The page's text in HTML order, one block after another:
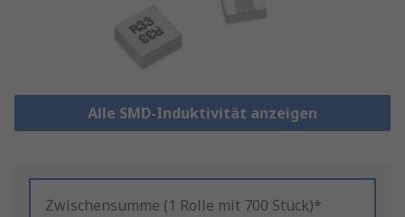
Alle SMD-Induktivität anzeigen
Zwischensumme (1 Rolle mit 700 Stück)*